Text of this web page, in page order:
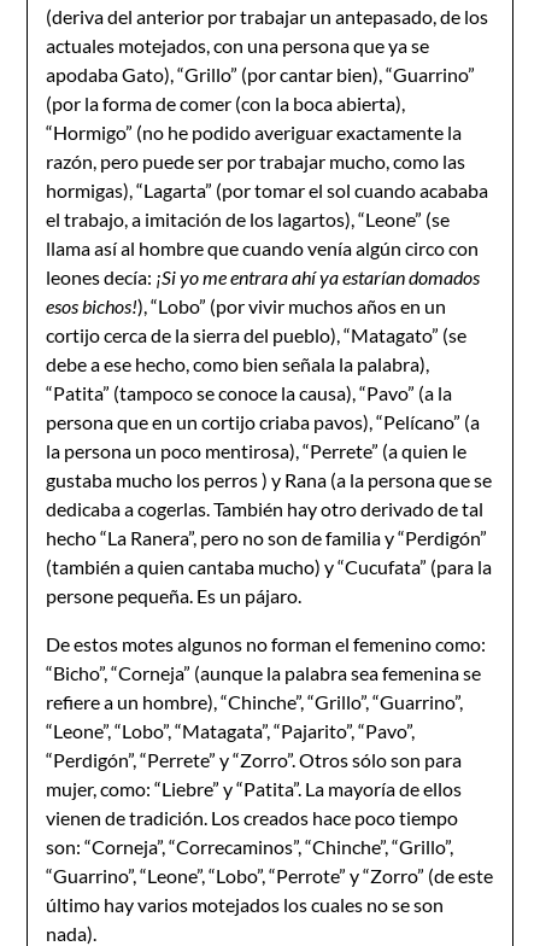
(deriva del anterior por trabajar un antepasado, de los
actuales motejados, con una persona que ya se
apodaba Gato), “Grillo” (por cantar bien), “Guarrino”
(por la forma de comer (con la boca abierta),
“Hormigo” (no he podido averiguar exactamente la
razón, pero puede ser por trabajar mucho, como las
hormigas), “Lagarta” (por tomar el sol cuando acababa
el trabajo, a imitación de los lagartos), “Leone” (se
llama así al hombre que cuando venía algún circo con
leones decía: ¡Si yo me entrara ahí ya estarían domados
esos bichos!), “Lobo” (por vivir muchos años en un
cortijo cerca de la sierra del pueblo), “Matagato” (se
debe a ese hecho, como bien señala la palabra),
“Patita” (tampoco se conoce la causa), “Pavo” (a la
persona que en un cortijo criaba pavos), “Pelícano” (a
la persona un poco mentirosa), “Perrete” (a quien le
gustaba mucho los perros ) y Rana (a la persona que se
dedicaba a cogerlas. También hay otro derivado de tal
hecho “La Ranera”, pero no son de familia y “Perdigón”
(también a quien cantaba mucho) y “Cucufata” (para la
persone pequeña. Es un pájaro.
De estos motes algunos no forman el femenino como:
“Bicho”, “Corneja” (aunque la palabra sea femenina se
refiere a un hombre), “Chinche”, “Grillo”, “Guarrino”,
“Leone”, “Lobo”, “Matagata”, “Pajarito”, “Pavo”,
“Perdigón”, “Perrete” y “Zorro”. Otros sólo son para
mujer, como: “Liebre” y “Patita”. La mayoría de ellos
vienen de tradición. Los creados hace poco tiempo
son: “Corneja”, “Correcaminos”, “Chinche”, “Grillo”,
“Guarrino”, “Leone”, “Lobo”, “Perrote” y “Zorro” (de este
último hay varios motejados los cuales no se son
nada).